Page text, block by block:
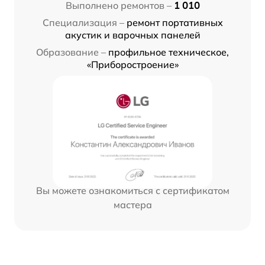
Выполнено ремонтов – 1 010
Специализация – ремонт портативных
акустик и варочных панелей
Образование – профильное техническое,
«Приборостроение»
Вы можете ознакомиться с сертификатом
мастера